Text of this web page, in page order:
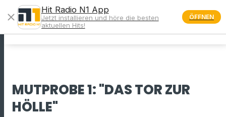
menu
MUTPROBE 1: "DAS TOR ZUR
HÖLLE"
close
Hit Radio N1 App
Jetzt installieren und höre die besten
aktuellen Hits!
ÖFFNEN